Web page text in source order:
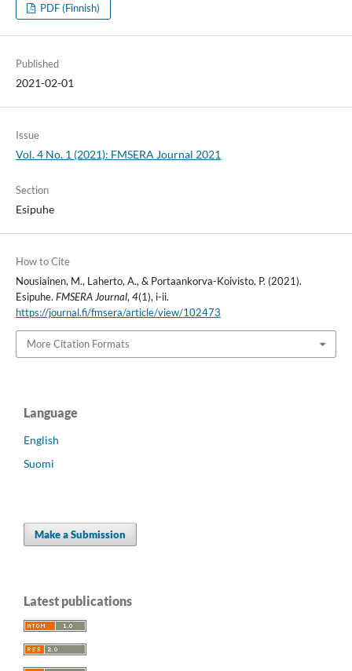
PDF (Finnish)
Published
2021-02-01
Issue
Vol. 4 No. 1 (2021): FMSERA Journal 2021
Section
Esipuhe
How to Cite
Nousiainen, M., Laherto, A., & Portaankorva-Koivisto, P. (2021).
Esipuhe. FMSERA Journal, 4(1), i-ii.
https://journal.fi/fmsera/article/view/102473
More Citation Formats
Language
English
Suomi
Make a Submission
Latest publications